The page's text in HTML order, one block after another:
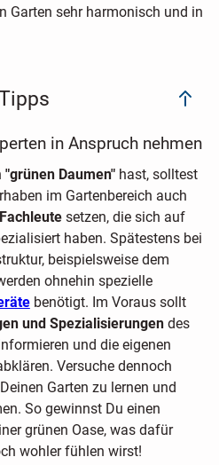
Garten sehr harmonisch und in
in Anspruch nehmen
"grünen Daumen"hast, solltest
im Gartenbereich auch
setzen, die sich auf
haben. Spätestens bei
beispielsweise dem
ohnehin spezielle
benötigt. Im Voraus sollt
und Spezialisierungendes
und die eigenen
Versuche dennoch
Garten zu lernen und
So gewinnst Du einen
grünen Oase, was dafür
wohler fühlen wirst!